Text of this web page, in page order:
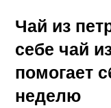
Чай из
себе чай
помогает
неделю